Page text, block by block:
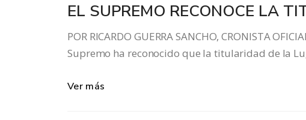
EL SUPREMO RECONOCE LA
POR RICARDO GUERRA SANCHO, CRONISTA
Supremo ha reconocido que la titularidad de la
Ver más